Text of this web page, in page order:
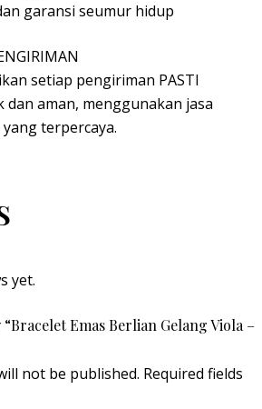
garansi seumur hidup
setiap pengiriman PASTI
dan aman, menggunakan jasa
terpercaya.
yet.
Emas Berlian Gelang Viola –
not be published. Required fields